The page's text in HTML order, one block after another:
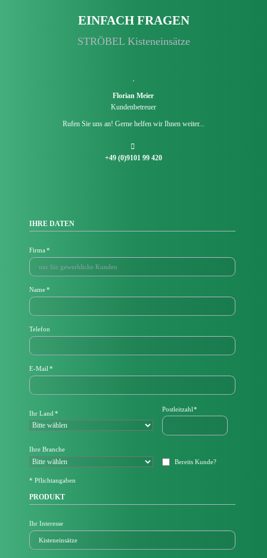
EINFACH FRAGEN
STRÖBEL Kisten­einsätze
Florian Meier
Kundenbetreuer
Rufen Sie uns an! Gerne helfen wir Ihnen weiter...
+49 (0)9101 99 420
IHRE DATEN
Pflichtfeld
Firma *
Pflichtfeld
Name*
Telefon
P
f
h
l
d
E-Mail *
Pflichtfeld
Ihr Land *
Pflichtfeld
Postleitzahl*
Ihre Branche
Bereits Kunde?
* Pflichtangaben
PRODUKT
Ihr Interesse